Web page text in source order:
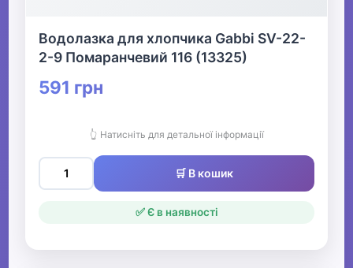
Водолазка для хлопчика Gabbi SV-22-
2-9 Помаранчевий 116 (13325)
591 грн
👆 Натисніть для детальної інформації
🛒 В кошик
✅ Є в наявності